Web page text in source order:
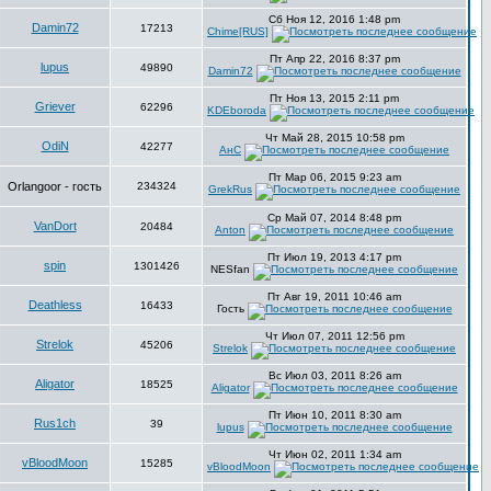
Damin72 17213
Сб Ноя 12, 2016 1:48 pm
Chime[RUS]
lupus 49890
Пт Апр 22, 2016 8:37 pm
Damin72
Griever 62296
Пт Ноя 13, 2015 2:11 pm
KDEboroda
OdiN 42277
Чт Май 28, 2015 10:58 pm
АнС
Orlangoor - гость 234324
Пт Мар 06, 2015 9:23 am
GrekRus
VanDort 20484
Ср Май 07, 2014 8:48 pm
Anton
spin 1301426
Пт Июл 19, 2013 4:17 pm
NESfan
Deathless 16433
Пт Авг 19, 2011 10:46 am
Гость
Strelok 45206
Чт Июл 07, 2011 12:56 pm
Strelok
Aligator 18525
Вс Июл 03, 2011 8:26 am
Aligator
Rus1ch 39
Пт Июн 10, 2011 8:30 am
lupus
vBloodMoon 15285
Чт Июн 02, 2011 1:34 am
vBloodMoon